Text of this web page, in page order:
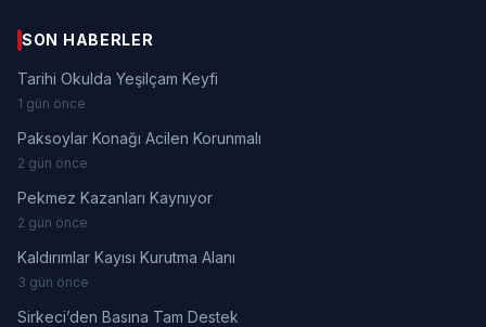
SON HABERLER
Tarihi Okulda Yeşilçam Keyfi
1 gün önce
Paksoylar Konağı Acilen Korunmalı
2 gün önce
Pekmez Kazanları Kaynıyor
2 gün önce
Kaldırımlar Kayısı Kurutma Alanı
3 gün önce
Sirkeci’den Basına Tam Destek